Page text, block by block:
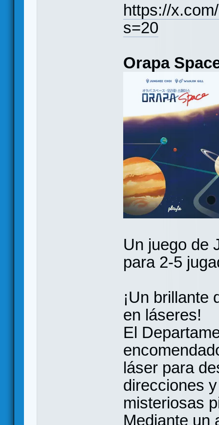
https://
s=20
Orapa
Un juego de
para 2-5
¡Un brillante
en láseres!
El
láser para
direcciones
misteriosas
Mediante un